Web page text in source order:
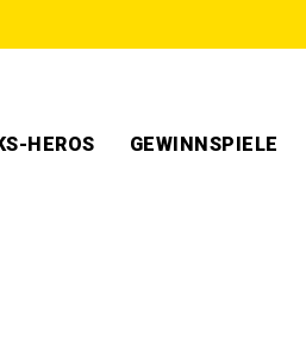
HEROS GEWINNSPIELE